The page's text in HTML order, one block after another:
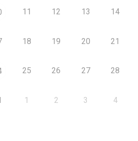
11 12 13 14
18 19 20 21
25 26 27 28
1 2 3 4